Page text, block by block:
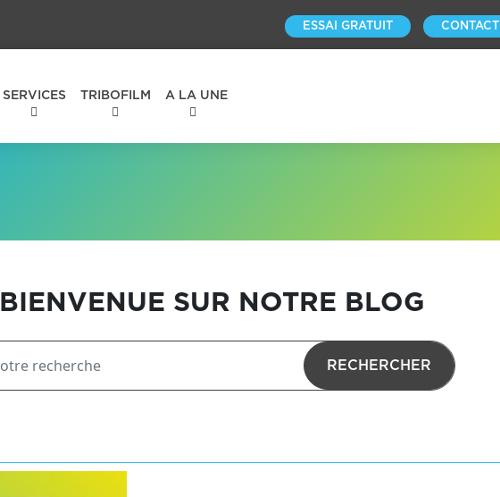
ESSAI GRATUIT CONTACT
SERVICES TRIBOFILM A LA UNE
BIENVENUE SUR NOTRE BLOG
RECHERCHER